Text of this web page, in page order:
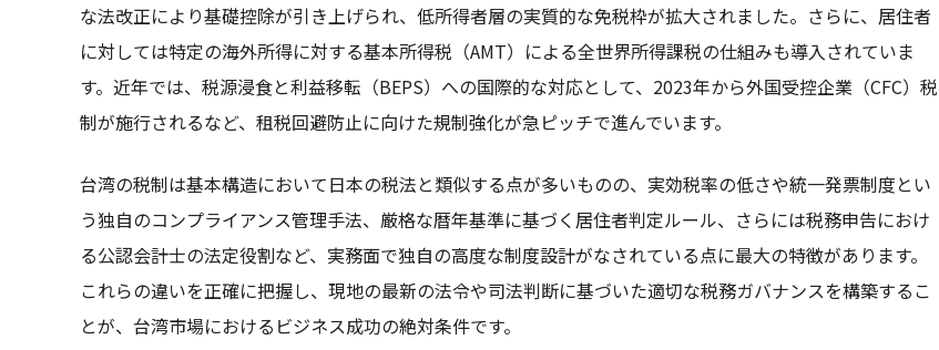
な法改正により基礎控除が引き上げられ、低所得者層の実質的な免税枠が拡大されました。さらに、居住者
に対しては特定の海外所得に対する基本所得税（AMT）による全世界所得課税の仕組みも導入されていま
す。近年では、税源浸食と利益移転（BEPS）への国際的な対応として、2023年から外国受控企業（CFC）税
制が施行されるなど、租税回避防止に向けた規制強化が急ピッチで進んでいます。
台湾の税制は基本構造において日本の税法と類似する点が多いものの、実効税率の低さや統一発票制度とい
う独自のコンプライアンス管理手法、厳格な暦年基準に基づく居住者判定ルール、さらには税務申告におけ
る公認会計士の法定役割など、実務面で独自の高度な制度設計がなされている点に最大の特徴があります。
これらの違いを正確に把握し、現地の最新の法令や司法判断に基づいた適切な税務ガバナンスを構築するこ
とが、台湾市場におけるビジネス成功の絶対条件です。